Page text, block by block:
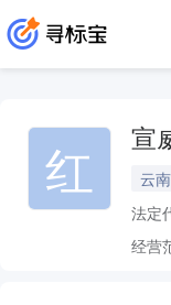
红 宣
云
法定
经营